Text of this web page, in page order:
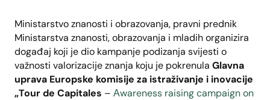
Ministarstvo znanosti i obrazovanja, pravni prednik
Ministarstva znanosti, obrazovanja i mladih organizira
događaj koji je dio kampanje podizanja svijesti o
važnosti valorizacije znanja koju je pokrenula Glavna
uprava Europske komisije za istraživanje i inovacije
„Tour de Capitales – Αwareness raising campaign on